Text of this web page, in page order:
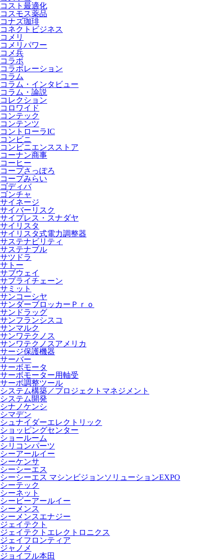
コスト最適化
コスモス薬品
コナズ珈琲
コネクトビジネス
コメリ
コメリパワー
コメ兵
コラボ
コラボレーション
コラム
コラム・インタビュー
コラム・論説
コレクション
コロワイド
コンテック
コンテンツ
コントローラIC
コンビニ
コンビニエンスストア
コーナン商事
コーヒー
コープさっぽろ
コープみらい
ゴディバ
ゴンチャ
サイネージ
サイバーリスク
サイプレス・スナダヤ
サイリスタ
サイリスタ式電力調整器
サステナビリティ
サステナブル
サツドラ
サトー
サブウェイ
サプライチェーン
サミット
サンコーシヤ
サンダーブロッカーＰｒｏ
サンドラッグ
サンフランシスコ
サンマルク
サンワテクノス
サンワテクノスアメリカ
サージ保護機器
サーバー
サーボモータ
サーボモーター用軸受
サーボ調整ツール
システム構築／プロジェクトマネジメント
システム開発
シナノケンシ
シマデン
シュナイダーエレクトリック
ショッピングセンター
ショールーム
シリコンパーツ
シーアールイー
シーケンサ
シーシーエス
シーシーエス マシンビジョンソリューションEXPO
シーテック
シーネット
シービーアールイー
シーメンス
シーメンスエナジー
ジェイテクト
ジェイテクトエレクトロニクス
ジェイフロンティア
ジャノメ
ジョイフル本田